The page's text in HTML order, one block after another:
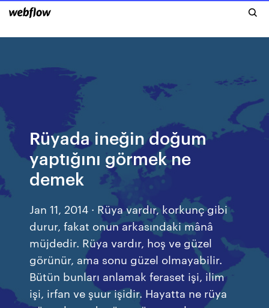
Rüyada ineğin doğum
yaptığını görmek ne
demek
Jan 11, 2014 · Rüya vardır, korkunç gibi
durur, fakat onun arkasındaki mânâ
müjdedir. Rüya vardır, hoş ve güzel
görünür, ama sonu güzel olmayabilir.
Bütün bunları anlamak feraset işi, ilim
işi, irfan ve şuur işidir. Hayatta ne rüya